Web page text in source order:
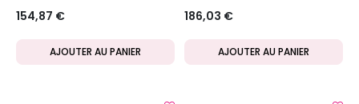
154,87 €
AJOUTER AU PANIER
186,03 €
AJOUTER AU PANIER